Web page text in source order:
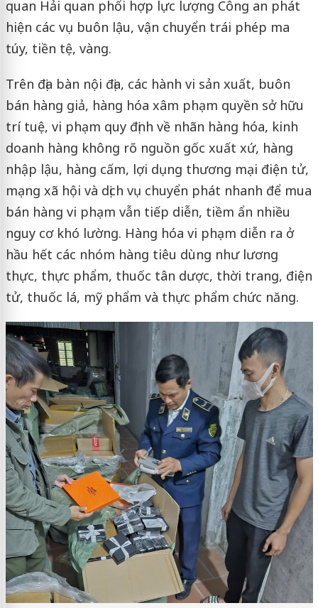
quan Hải quan phối hợp lực lượng Công an phát
hiện các vụ buôn lậu, vận chuyển trái phép ma
túy, tiền tệ, vàng.
Trên địa bàn nội địa, các hành vi sản xuất, buôn
bán hàng giả, hàng hóa xâm phạm quyền sở hữu
trí tuệ, vi phạm quy định về nhãn hàng hóa, kinh
doanh hàng không rõ nguồn gốc xuất xứ, hàng
nhập lậu, hàng cấm, lợi dụng thương mại điện tử,
mạng xã hội và dịch vụ chuyển phát nhanh để mua
bán hàng vi phạm vẫn tiếp diễn, tiềm ẩn nhiều
nguy cơ khó lường. Hàng hóa vi phạm diễn ra ở
hầu hết các nhóm hàng tiêu dùng như lương
thực, thực phẩm, thuốc tân dược, thời trang, điện
tử, thuốc lá, mỹ phẩm và thực phẩm chức năng.